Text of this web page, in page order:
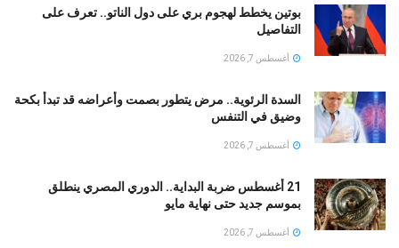
بوتين يخطط لهجوم بري على دول الناتو.. تعرف على
التفاصيل
أغسطس 7, 2026
السدة الرئوية.. مرض يتطور بصمت وأعراضه قد تبدأ بكحة
وضيق في التنفس
أغسطس 7, 2026
21 أغسطس ضربة البداية.. الدوري المصري ينطلق
بموسم جديد حتى نهاية مايو
أغسطس 7, 2026